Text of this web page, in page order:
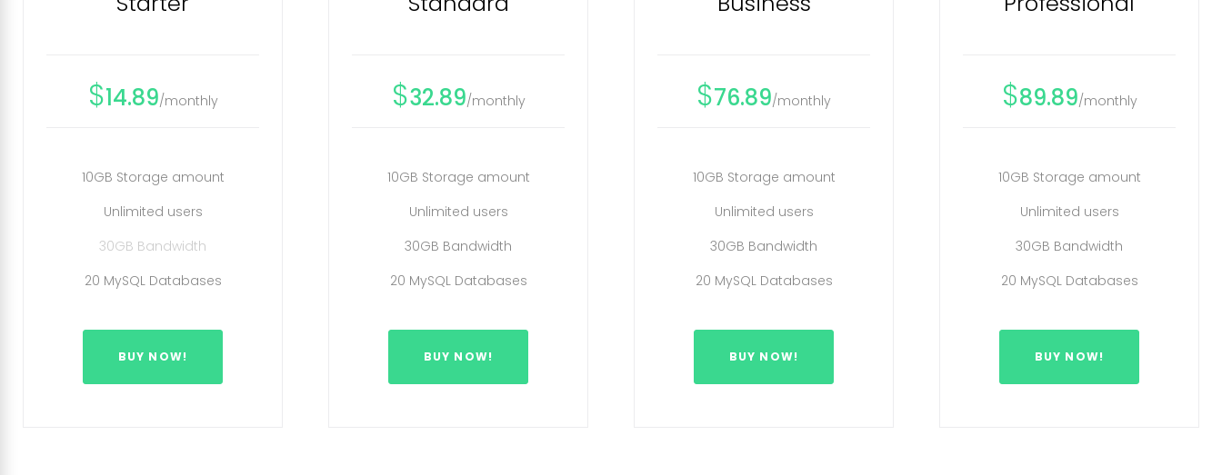
$14.89/monthly
10GB Storage amount
Unlimited users
30GB Bandwidth
20 MySQL Databases
BUY NOW!
$32.89/monthly
10GB Storage amount
Unlimited users
30GB Bandwidth
20 MySQL Databases
BUY NOW!
$76.89/monthly
10GB Storage amount
Unlimited users
30GB Bandwidth
20 MySQL Databases
BUY NOW!
$89.89/monthly
10GB Storage amount
Unlimited users
30GB Bandwidth
20 MySQL Databases
BUY NOW!